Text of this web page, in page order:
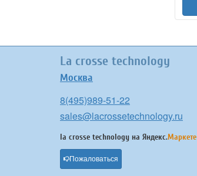
La crosse technology
Москва
8(495)989-51-22
sales@lacrossetechnology.ru
la crosse technology на Яндекс.Маркете
Пожаловаться